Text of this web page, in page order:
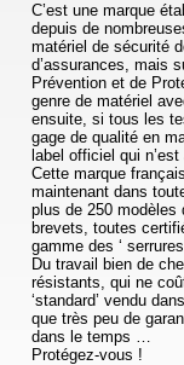
C’est une marque
depuis de
matériel de sécurité
d’assurances, mais
Prévention et de
genre de matériel
ensuite, si tous les
gage de qualité en
label officiel qui
Cette marque
maintenant dans
plus de 250 modèles
brevets, toutes
gamme des ‘
Du travail bien de
résistants, qui ne
‘standard’ vendu
que très peu de
dans le temps …
Protégez-vous !